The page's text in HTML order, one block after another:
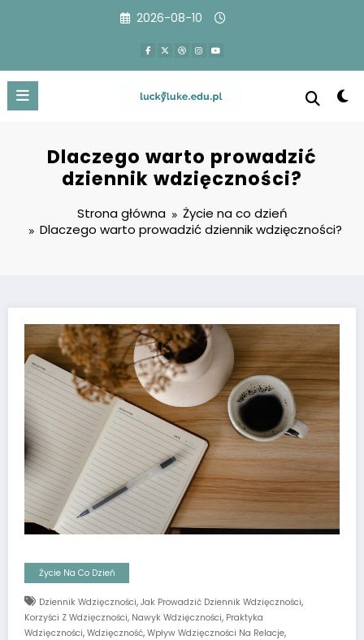
2026-08-10
Dlaczego warto prowadzić
dziennik wdzięczności?
Strona główna
Życie na co dzień
Dlaczego warto prowadzić dziennik wdzięczności?
Życie Na Co Dzień
Dziennik Wdzięczności, Jak Prowadzić Dziennik Wdzięczności,
Korzyści Z Wdzięczności, Nawyk Wdzięczności, Praktyka
Wdzięczności, Wdzięczność, Wpływ Wdzięczności Na Relacje,